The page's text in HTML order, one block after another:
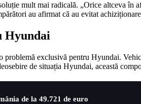
mult mai radicală. „Orice altceva
au afirmat că au evitat
Hyundai
exclusivă pentru Hyundai.
de situația Hyundai, această
de la 49.721 de euro